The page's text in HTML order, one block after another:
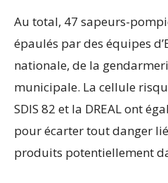
Au total, 47 sapeurs-
épaulés par des équipes
nationale, de la
municipale. La cellule
SDIS 82 et la DREAL ont
pour écarter tout danger
produits potentiellement